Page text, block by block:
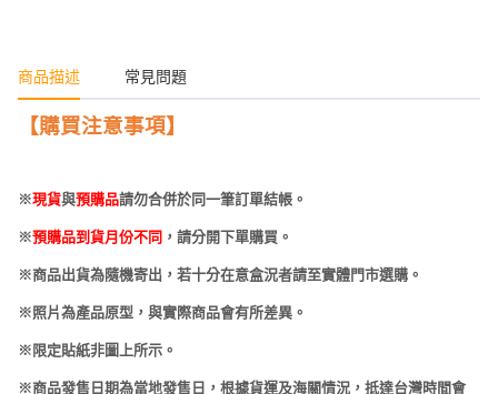
商品描述 常見問題
【購買注意事項】
※現貨與預購品請勿合併於同一筆訂單結帳。
※預購品到貨月份不同 ，請分開下單購買。
※商品出貨為隨機寄出，若十分在意盒況者請至實體門市選購。
※照片為產品原型，與實際商品會有所差異。
※限定貼紙非圖上所示。
※商品發售日期為當地發售日，根據貨運及海關情況，抵達台灣時間會